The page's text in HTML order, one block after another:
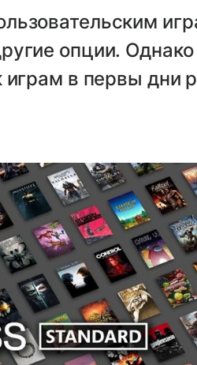
опции. Однако
играм в первы дни